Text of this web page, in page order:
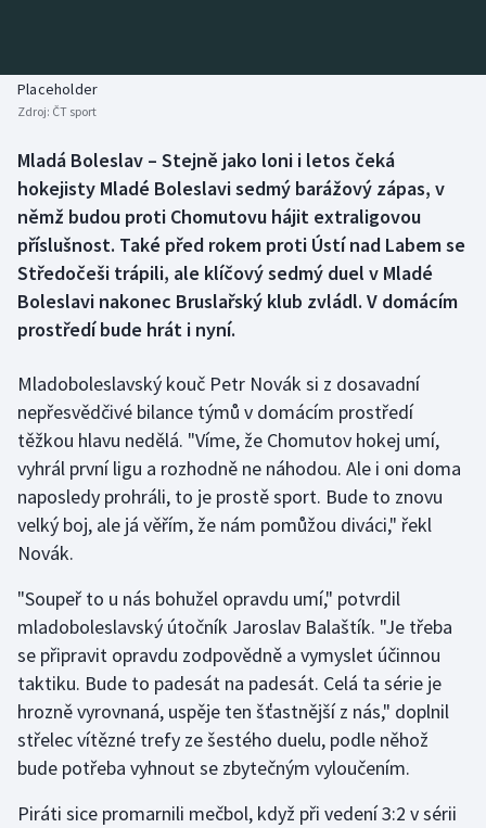
Biatlon
Boby a skeleton
Box
Curling
Dostihy
Florbal
Futsal
Golf
Gymnastika
Házená
Jezdectví
Judo
Krasobruslení
Aplikace ČT sport
AZ kvíz
Placeholder
Zdroj: ČT sport
Mladá Boleslav – Stejně jako loni i letos čeká
hokejisty Mladé Boleslavi sedmý barážový zápas, v
němž budou proti Chomutovu hájit extraligovou
příslušnost. Také před rokem proti Ústí nad Labem se
Středočeši trápili, ale klíčový sedmý duel v Mladé
Boleslavi nakonec Bruslařský klub zvládl. V domácím
prostředí bude hrát i nyní.
Mladoboleslavský kouč Petr Novák si z dosavadní
nepřesvědčivé bilance týmů v domácím prostředí
těžkou hlavu nedělá. "Víme, že Chomutov hokej umí,
vyhrál první ligu a rozhodně ne náhodou. Ale i oni doma
naposledy prohráli, to je prostě sport. Bude to znovu
velký boj, ale já věřím, že nám pomůžou diváci," řekl
Novák.
"Soupeř to u nás bohužel opravdu umí," potvrdil
mladoboleslavský útočník Jaroslav Balaštík. "Je třeba
se připravit opravdu zodpovědně a vymyslet účinnou
taktiku. Bude to padesát na padesát. Celá ta série je
hrozně vyrovnaná, uspěje ten šťastnější z nás," doplnil
střelec vítězné trefy ze šestého duelu, podle něhož
bude potřeba vyhnout se zbytečným vyloučením.
Piráti sice promarnili mečbol, když při vedení 3:2 v sérii